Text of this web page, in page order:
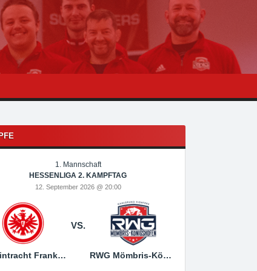
1. Mannschaft
HESSENLIGA 2. KAMPFTAG
12. September 2026 @ 20:00
SG Eintracht Frankfurt
VS.
RWG Mömbris-Königshofen